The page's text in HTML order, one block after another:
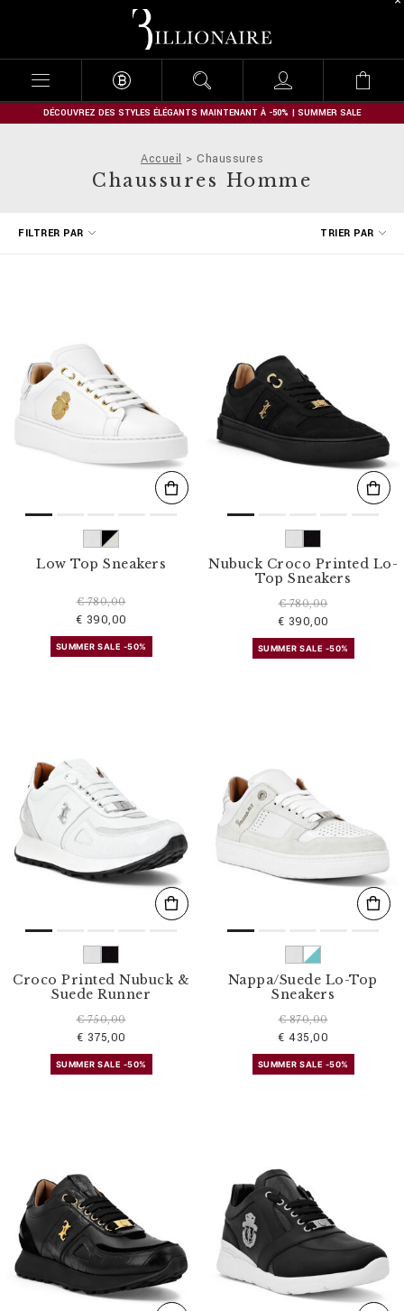
l
l
o
n
e
DÉCOUVREZ DES STYLES ÉLÉGANTS MAINTENANT À -50% | SUMMER SALE
Accueil Chaussures
Chaussures Homme
TRIER PAR
FILTRER PAR
Low Top Sneakers
€ 780,00
€ 390,00
SUMMER SALE -50%
Nubuck Croco Printed Lo-
Top Sneakers
€ 780,00
€ 390,00
SUMMER SALE -50%
Croco Printed Nubuck &
Suede Runner
€ 750,00
€ 375,00
SUMMER SALE -50%
Nappa/Suede Lo-Top
Sneakers
€ 870,00
€ 435,00
SUMMER SALE -50%